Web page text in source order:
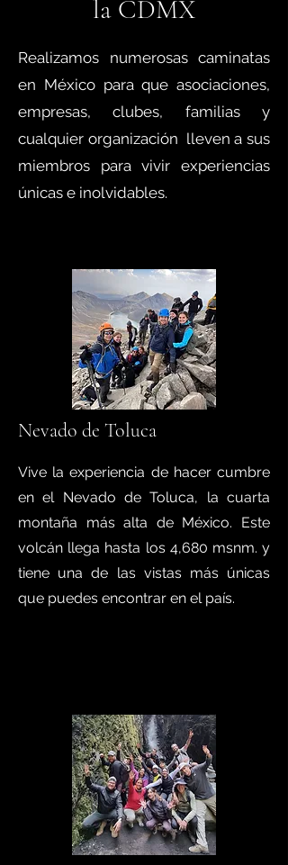
la CDMX
Realizamos numerosas caminatas
en México para que asociaciones,
empresas, clubes, familias y
cualquier organización lleven a sus
miembros para vivir experiencias
únicas e inolvidables.
Nevado de Toluca
Vive la experiencia de hacer cumbre
en el Nevado de Toluca, la cuarta
montaña más alta de México. Este
volcán llega hasta los 4,680 msnm. y
tiene una de las vistas más únicas
que puedes encontrar en el país.